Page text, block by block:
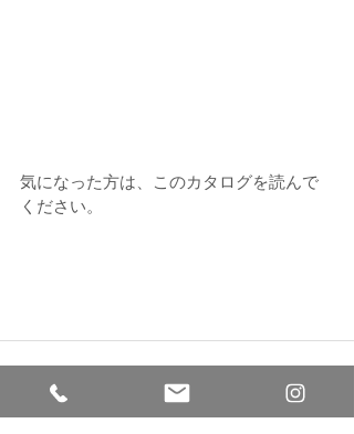
気になった方は、このカタログを読んで
ください。